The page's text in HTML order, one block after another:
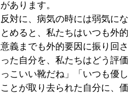
があります。
反対に、病気の時には弱気に
とめると、私たちはいつも外
意義までも外的要因に振り回
った自分を、私たちはどう評
っこいい靴だね」「いつも優
ことが取り去られた自分に、